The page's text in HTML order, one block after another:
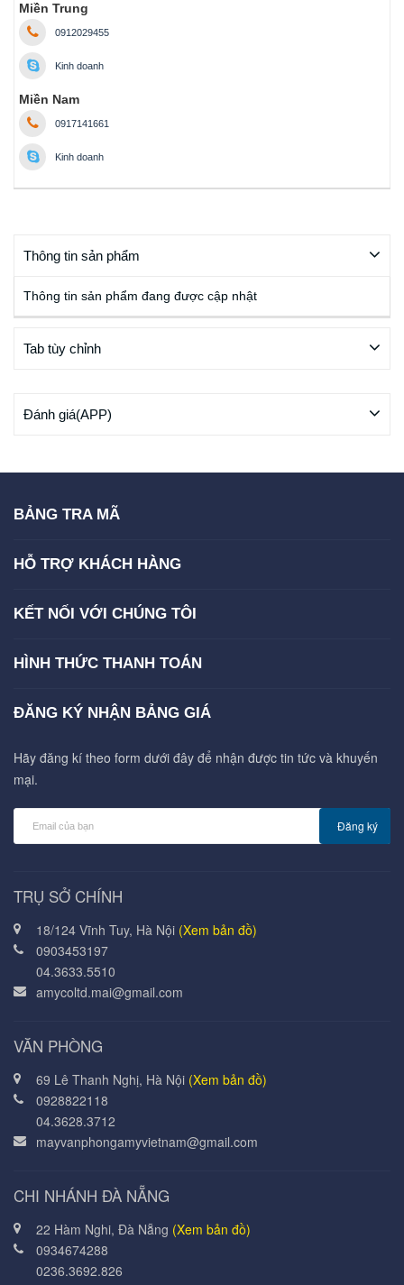
Miền Trung
0912029455
Kinh doanh
Miền Nam
0917141661
Kinh doanh
Thông tin sản phẩm
Thông tin sản phẩm đang được cập nhật
Tab tùy chỉnh
Đánh giá(APP)
BẢNG TRA MÃ
HỖ TRỢ KHÁCH HÀNG
KẾT NỐI VỚI CHÚNG TÔI
HÌNH THỨC THANH TOÁN
ĐĂNG KÝ NHẬN BẢNG GIÁ
Hãy đăng kí theo form dưới đây để nhận được tin tức và khuyến
mại.
Đăng ký
TRỤ SỞ CHÍNH
18/124 Vĩnh Tuy, Hà Nội (Xem bản đồ)
0903453197
04.3633.5510
amycoltd.mai@gmail.com
VĂN PHÒNG
69 Lê Thanh Nghị, Hà Nội (Xem bản đồ)
0928822118
04.3628.3712
mayvanphongamyvietnam@gmail.com
CHI NHÁNH ĐÀ NẴNG
22 Hàm Nghi, Đà Nẵng (Xem bản đồ)
0934674288
0236.3692.826